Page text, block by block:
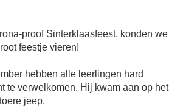
proof Sinterklaasfeest, konden we
feestje vieren!
hebben alle leerlingen hard
te verwelkomen. Hij kwam aan op het
jeep.